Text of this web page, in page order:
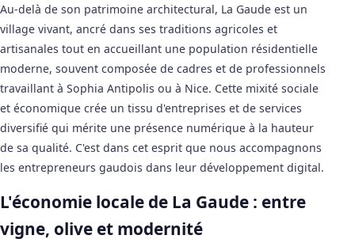
Au-delà de son patrimoine architectural, La Gaude est un
village vivant, ancré dans ses traditions agricoles et
artisanales tout en accueillant une population résidentielle
moderne, souvent composée de cadres et de professionnels
travaillant à Sophia Antipolis ou à Nice. Cette mixité sociale
et économique crée un tissu d'entreprises et de services
diversifié qui mérite une présence numérique à la hauteur
de sa qualité. C'est dans cet esprit que nous accompagnons
les entrepreneurs gaudois dans leur développement digital.
L'économie locale de La Gaude : entre
vigne, olive et modernité